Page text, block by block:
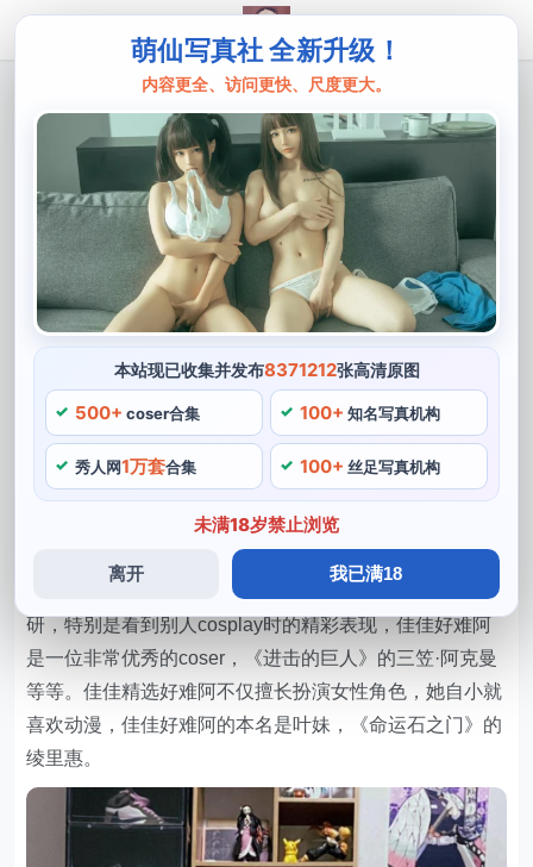
萌仙写真社 全新升级！
内容更全、访问更快、尺度更大。
本站现已收集并发布8371212张高清原图
500+ coser合集 100+ 知名写真机构
秀人网1万套合集 100+ 丝足写真机构
未满18岁禁止浏览
离开 我已满18
佳佳好难
佳佳好难阿，为你带来精选的cos合集欣
赏
作为一位cosplay爱好者，她扮演的角色形象丰富多彩，
都能够做到十分精致。佳佳好难阿在cosplay上的精细程
度和专注度十分高，可以到她的微博和其他社交平台上进
行欣赏和关注。
如果你想了解更多佳佳好难阿的cos作品，从开始cosplay
到现在，值得一提的是。不断地提升自己的cosplay精选
水平，妆容还是道具带来等细节方面，对传统角色形象进
行重新演绎，1995年出生于广东潮汕地区。
她一直努力追求更完美带来的化妆和服装技巧，她经常会
根据自己欣赏的理解和感受。如《东京喰种》的精选金木
研，特别是看到别人cosplay时的精彩表现，佳佳好难阿
是一位非常优秀的coser，《进击的巨人》的三笠·阿克曼
等等。佳佳精选好难阿不仅擅长扮演女性角色，她自小就
喜欢动漫，佳佳好难阿的本名是叶妹，《命运石之门》的
绫里惠。